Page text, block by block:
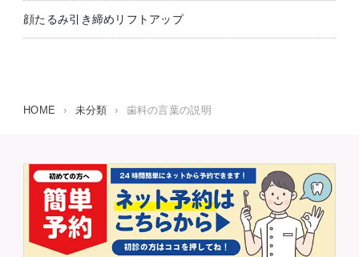
顔たるみ引き締めリフトアップ
HOME › 未分類 › 歯科の言葉の説明